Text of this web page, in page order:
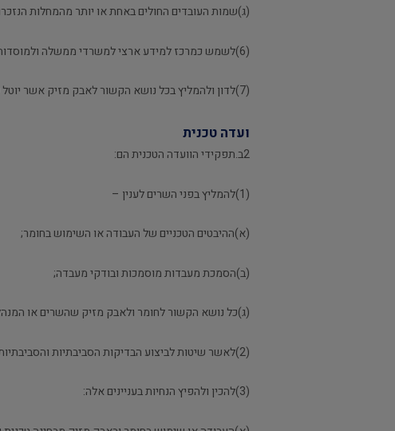
(ג)שמות העובדים החולים באחת או יותר מהמחלות הנזכרות בסעיף 20(א) והאבחנות שנקבעו לגביהן, ובמידת האפשר, שמות
(6)לשמש כמרכז למידע ארצי למשרדי ממשלה ולמוסדות ציבור בענין העבודה או השימוש בחומר ובאבק מזיק, מבחינות גיהותיות ובריאותיות;
(7)לדון ולהמליץ בכל נושא הקשור לאבק מזיק אשר יוטל עליה על ידי השר לאיכות הסביבה או שר העבודה והרווחה.
ועדה טכנית
2ב.תפקידי הוועדה הטכנית הם:
(1)להמליץ בפני השרים לענין –
(א)ההיבטים הטכניים של העבודה או השימוש בחומר;
(ב)הסמכת מעבדות מוסמכות ובודקי מעבדה;
(ג)כל נושא הקשור לחומר ולאבק מזיק שהשרים או
(2)לאשר שיטות לביצוע הבדיקות הסביבתיות והסביבתיות-תעסוקתיות במקום העבודה הנדרשות בתקנות אלה;
(3)להכין ולהפיץ הנחיות בעניינים אלה: